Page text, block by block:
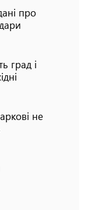
про
град і
не